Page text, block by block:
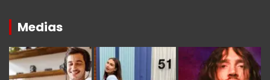
Medias